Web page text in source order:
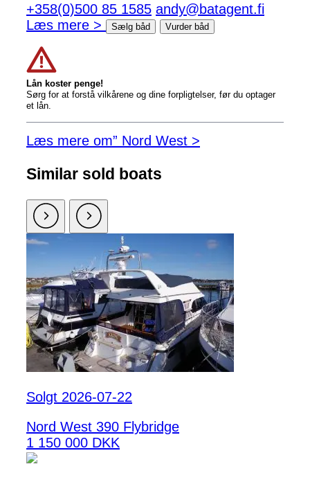
+358(0)500 85 1585 andy@batagent.fi
Læs mere >
Sælg båd Vurder båd
Lån koster penge!
Sørg for at forstå vilkårene og dine forpligtelser, før du optager
et lån.
Læs mere om” Nord West >
Similar sold boats
Solgt 2026-07-22
Nord West 390 Flybridge
1 150 000 DKK